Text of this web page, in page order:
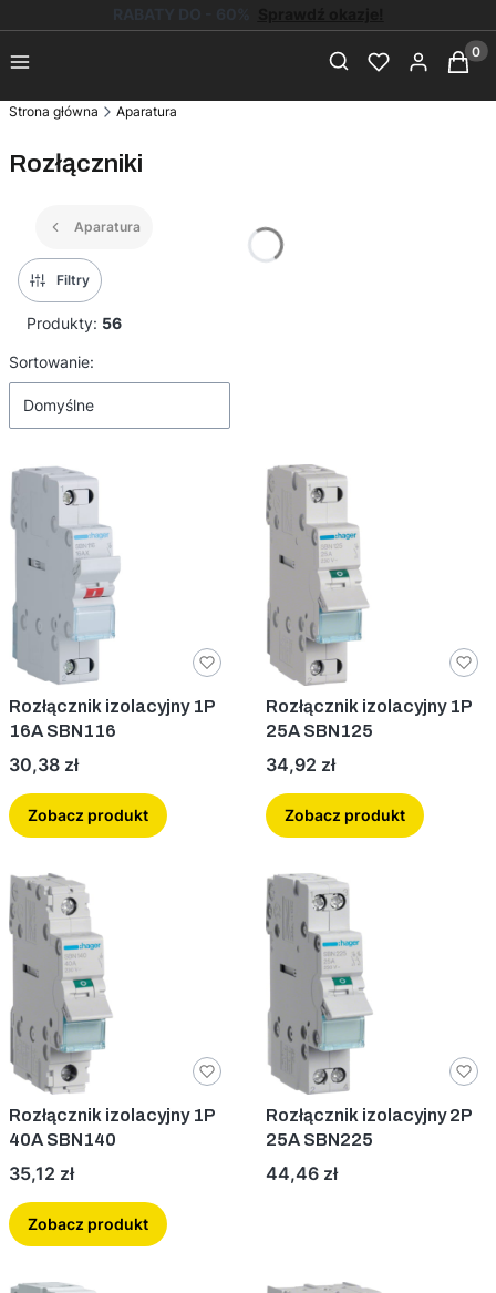
Otwórz
Strona główna Aparatura
Rozłączniki
Aparatura
Filtry
Produkty: 56
Lista produktów
Sortowanie:
Domyślne
Rozłącznik izolacyjny 1P
16A SBN116
Cena
30,38 zł
Zobacz produkt
Rozłącznik izolacyjny 1P
25A SBN125
Cena
34,92 zł
Zobacz produkt
Rozłącznik izolacyjny 1P
40A SBN140
Cena
35,12 zł
Zobacz produkt
Rozłącznik izolacyjny 2P
25A SBN225
Cena
44,46 zł